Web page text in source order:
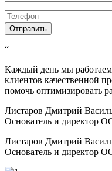
“
Каждый день мы
клиентов качественной
помочь оптимизировать
Листаров Дмитрий
Основатель и директор
Листаров Дмитрий
Основатель и директор